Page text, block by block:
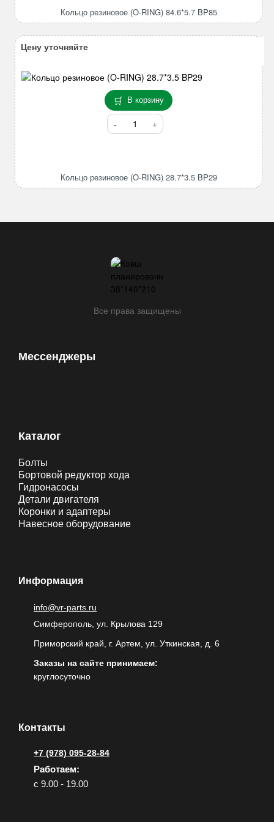
RING)
Кольцо резиновое (O-RING) 84.6*5.7 BP85
В корзину
Количество
товара
RING)
Кольцо резиновое (O-RING) 28.7*3.5 BP29
Цену уточняйте
Все права защищены
Мессенджеры
Каталог
Болты
Бортовой редуктор хода
Гидронасосы
Детали двигателя
Коронки и адаптеры
Навесное оборудование
Информация
info@vr-parts.ru
Симферополь, ул. Крылова 129
Приморский край, г. Артем, ул. Уткинская, д. 6
Заказы на сайте принимаем:
круглосуточно
Контакты
+7 (978) 095-28-84
Работаем:
с 9.00 - 19.00